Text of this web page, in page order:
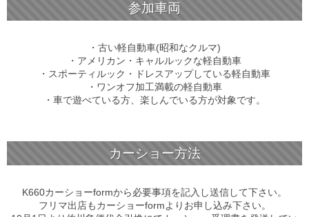
参加車両
・古い軽自動車(昭和なクルマ)
・アメリカン・キャルルックな軽自動車
・スポーティルック・ドレスアップしている軽自動車
・ワンオフ加工満載の軽自動車
・車で遊べている方、楽しんでいる方が対象です。
カーショー方法
K660カーショーformから必要事項を記入し送信して下さい。
フリマ出店もカーショーformよりお申し込み下さい。